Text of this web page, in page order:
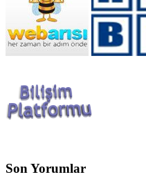
Son Yorumlar